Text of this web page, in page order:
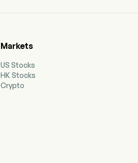
Markets
US Stocks
HK Stocks
Crypto